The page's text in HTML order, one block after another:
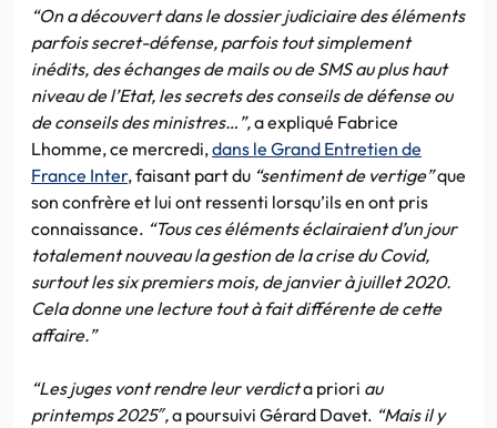
“On a découvert dans le dossier judiciaire des éléments
parfois secret-défense, parfois tout simplement
inédits, des échanges de mails ou de SMS au plus haut
niveau de l’Etat, les secrets des conseils de défense ou
de conseils des ministres…”,a expliqué Fabrice
Lhomme, ce mercredi,dans le Grand Entretien de
France Inter, faisant part du “sentiment de vertige”que
son confrère et lui ont ressenti lorsqu’ils en ont pris
connaissance. “Tous ces éléments éclairaient d’un jour
totalement nouveau la gestion de la crise du Covid,
surtout les six premiers mois, de janvier à juillet 2020.
Cela donne une lecture tout à fait différente de cette
affaire.”
“Les juges vont rendre leur verdicta priori au
printemps 2025″,a poursuivi Gérard Davet. “Mais il y